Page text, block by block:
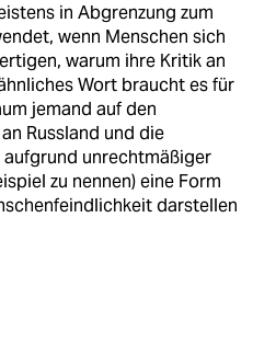
in Abgrenzung zum
wenn Menschen sich
warum ihre Kritik an
Wort braucht es für
jemand auf den
Russland und die
unrechtmäßiger
zu nennen) eine Form
darstellen